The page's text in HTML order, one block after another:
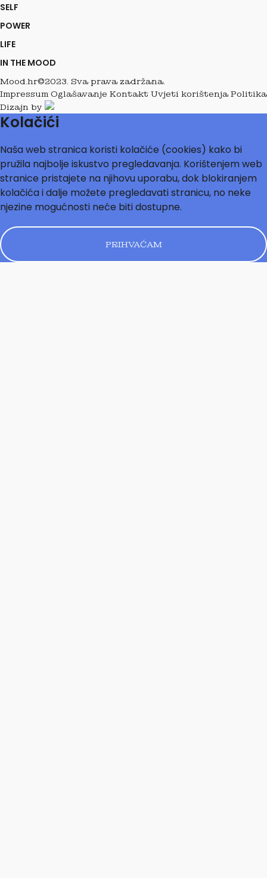
SELF
POWER
LIFE
IN THE MOOD
Mood.hr©2023. Sva prava zadržana.
Impressum Oglašavanje Kontakt Uvjeti korištenja
Dizajn by
Kolačići
Naša web stranica koristi kolačiće (cookies) kako bi
pružila najbolje iskustvo pregledavanja. Korištenjem web
stranice pristajete na njihovu uporabu, dok blokiranjem
kolačića i dalje možete pregledavati stranicu, no neke
njezine mogućnosti neće biti dostupne.
PRIHVAĆAM